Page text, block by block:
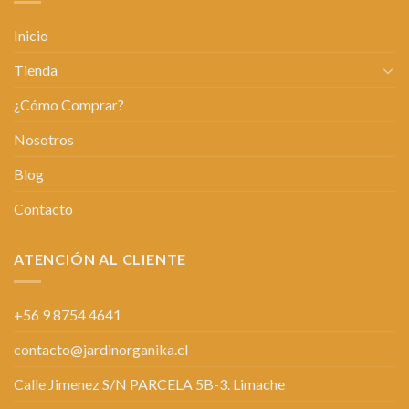
Inicio
Tienda
¿Cómo Comprar?
Nosotros
Blog
Contacto
ATENCIÓN AL CLIENTE
+56 9 8754 4641
contacto@jardinorganika.cl
Calle Jimenez S/N PARCELA 5B-3. Limache